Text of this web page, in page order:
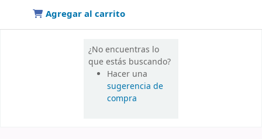
Agregar al carrito
¿No encuentras lo
que estás buscando?
Hacer una
sugerencia de
compra